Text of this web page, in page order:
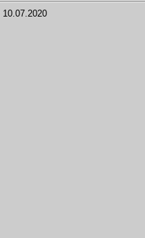
10.07.2020